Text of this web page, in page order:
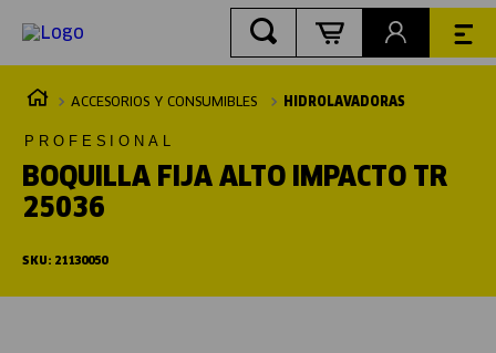
ACCESORIOS Y CONSUMIBLES HIDROLAVADORAS
PROFESIONAL
BOQUILLA FIJA ALTO IMPACTO TR
25036
SKU: 21130050